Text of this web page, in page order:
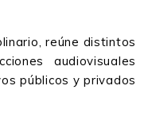
reúne distintos
audiovisuales
públicos y privados